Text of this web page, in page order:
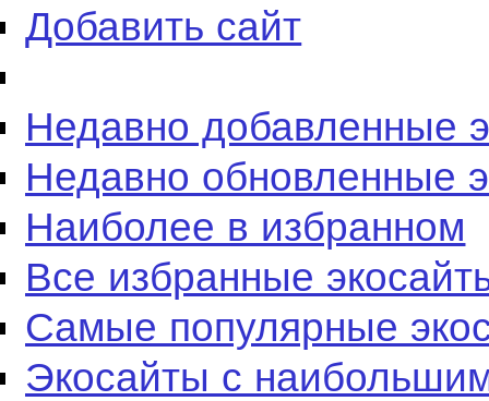
Добавить сайт
Недавно добавленные
Недавно обновленные
Наиболее в избранном
Все избранные
Самые популярные
Экосайты с